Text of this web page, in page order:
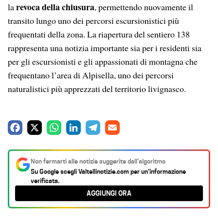
larevoca della chiusura, permettendo nuovamente il
transito lungo uno dei percorsi escursionistici più
frequentati della zona. La riapertura del sentiero 138
rappresenta una notizia importante sia per i residenti sia
per gli escursionisti e gli appassionati di montagna che
frequentano l’area di Alpisella, uno dei percorsi
naturalistici più apprezzati del territorio livignasco.
c
e
b
o
t
s
A
k
e
d
e
g
r
a
i
l
Non fermarti alle notizie suggerite dall’algoritmo
Su Google scegliValtellinotizie.comper un’informazione
verificata.
AGGIUNGI ORA